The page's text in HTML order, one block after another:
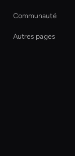
Communauté
Autres pages